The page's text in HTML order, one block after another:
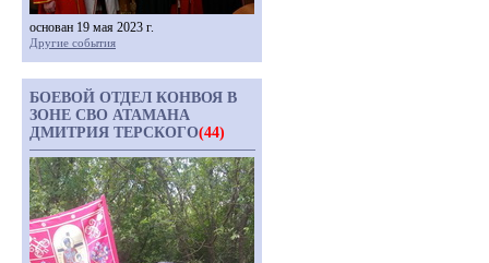
основан 19 мая 2023 г.
Другие события
БОЕВОЙ ОТДЕЛ КОНВОЯ В
ЗОНЕ СВО АТАМАНА
ДМИТРИЯ ТЕРСКОГО(44)